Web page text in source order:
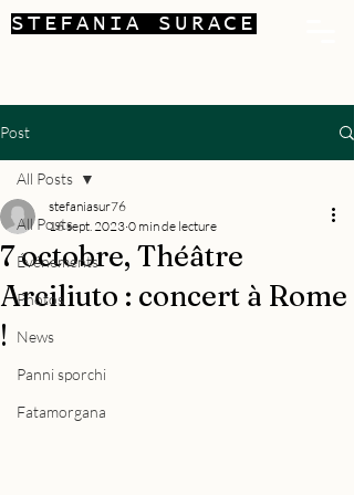
STEFANIA SURACE
Post
All Posts
Événements
Photos
News
Panni sporchi
Fatamorgana
All Posts
7 octobre, Théâtre
Arciliuto : concert à Rome
!
stefaniasur76
16 sept. 2023 0 min de lecture